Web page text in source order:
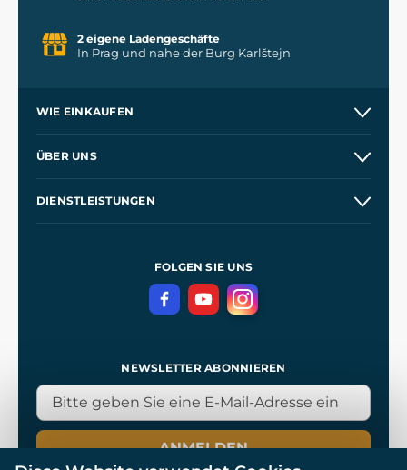
2 eigene Ladengeschäfte
In Prag und nahe der Burg Karlštejn
WIE EINKAUFEN
Kontakt
ÜBER UNS
DIENSTLEISTUNGEN
GeschäftsbedingungenFOLGEN SIE UNS
NEWSLETTER ABONNIEREN
ANMELDEN